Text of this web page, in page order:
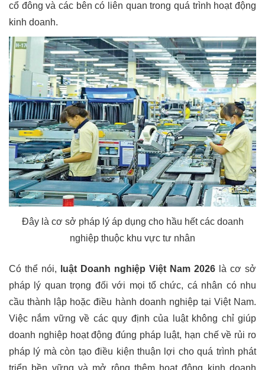
cổ đông và các bên có liên quan trong quá trình hoạt động
kinh doanh.
Đây là cơ sở pháp lý áp dụng cho hầu hết các doanh
nghiệp thuộc khu vực tư nhân
Có thể nói, luật Doanh nghiệp Việt Nam 2026 là cơ sở
pháp lý quan trọng đối với mọi tổ chức, cá nhân có nhu
cầu thành lập hoặc điều hành doanh nghiệp tại Việt Nam.
Việc nắm vững về các quy định của luật không chỉ giúp
doanh nghiệp hoạt động đúng pháp luật, hạn chế về rủi ro
pháp lý mà còn tạo điều kiện thuận lợi cho quá trình phát